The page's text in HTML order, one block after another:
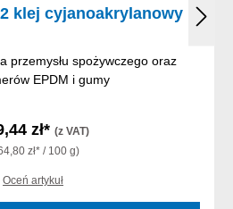
klej cyjanoakrylanowy
przemysłu spożywczego oraz
EPDM i gumy
zł* (z VAT)
zł* / 100 g)
Oceń artykuł